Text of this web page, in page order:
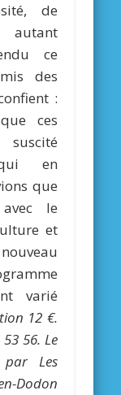
de
ce
des
:
ces
en
que
le
et
varié
12 €.
56. Le
par Les
Dodon